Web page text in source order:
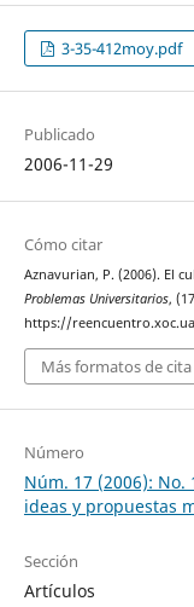
3-35-412moy.pdf
Publicado
2006-11-29
Cómo citar
Aznavurian, P. (2006). El
Problemas Universitarios,
https://
Más formatos de cita
Número
Núm. 17 (2006):
ideas y propuestas
Sección
Artículos